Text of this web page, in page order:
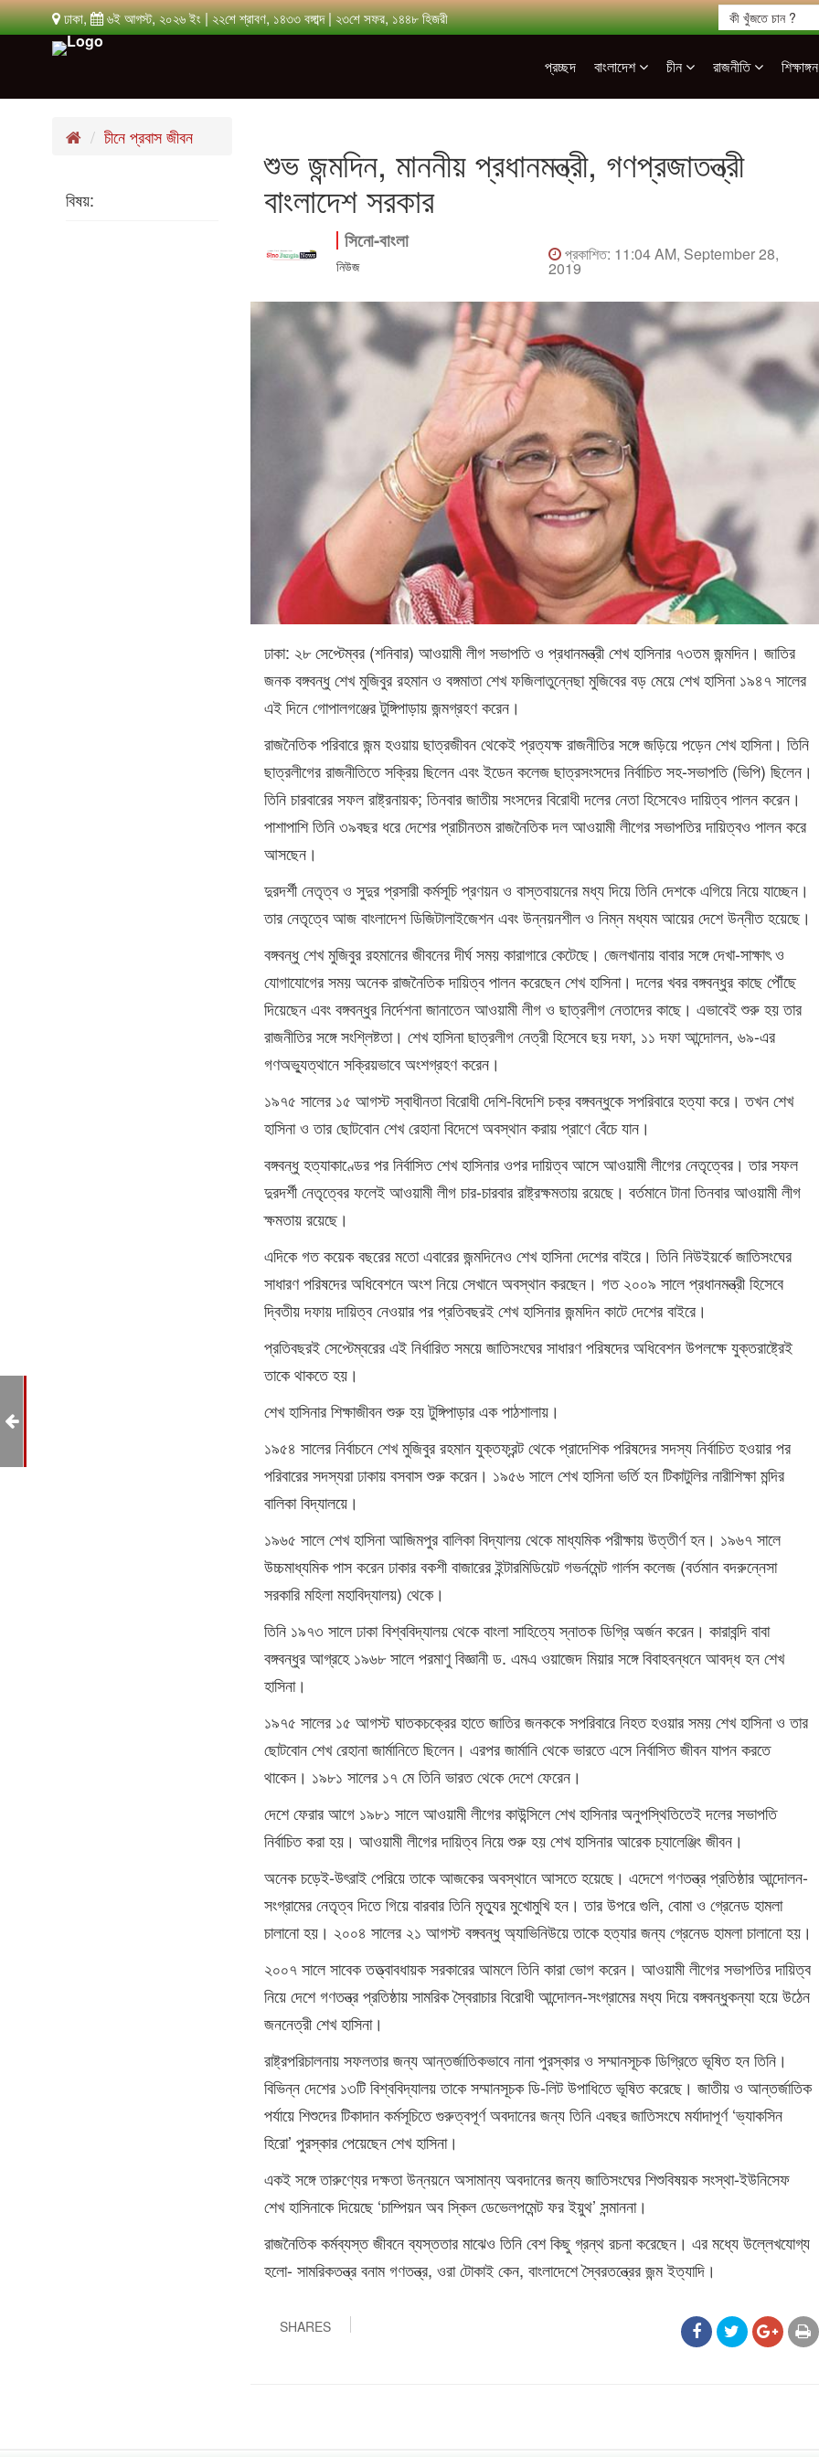
ঢাকা, ৬ই আগস্ট, ২০২৬ ইং | ২২শে শ্রাবণ, ১৪৩৩ বঙ্গাব্দ | ২৩শে সফর, ১৪৪৮ হিজরী
প্রচ্ছদ বাংলাদেশ চীন রাজনীতি
শুভ জন্মদিন, মাননীয় প্রধানমন্ত্রী, গণপ্রজাতন্ত্রী
বাংলাদেশ সরকার
সিনো-বাংলা
নিউজ
প্রকাশিত: 11:04 AM, September 28,
2019
ঢাকা: ২৮ সেপ্টেম্বর (শনিবার) আওয়ামী লীগ সভাপতি ও প্রধানমন্ত্রী শেখ হাসিনার ৭৩তম জন্মদিন। জাতির
জনক বঙ্গবন্ধু শেখ মুজিবুর রহমান ও বঙ্গমাতা শেখ ফজিলাতুন্নেছা মুজিবের বড় মেয়ে শেখ হাসিনা ১৯৪৭ সালের
এই দিনে গোপালগঞ্জের টুঙ্গিপাড়ায় জন্মগ্রহণ করেন।
রাজনৈতিক পরিবারে জন্ম হওয়ায় ছাত্রজীবন থেকেই প্রত্যক্ষ রাজনীতির সঙ্গে জড়িয়ে পড়েন শেখ হাসিনা। তিনি
ছাত্রলীগের রাজনীতিতে সক্রিয় ছিলেন এবং ইডেন কলেজ ছাত্রসংসদের নির্বাচিত সহ-সভাপতি (ভিপি) ছিলেন।
তিনি চারবারের সফল রাষ্ট্রনায়ক; তিনবার জাতীয় সংসদের বিরোধী দলের নেতা হিসেবেও দায়িত্ব পালন করেন।
পাশাপাশি তিনি ৩৯বছর ধরে দেশের প্রাচীনতম রাজনৈতিক দল আওয়ামী লীগের সভাপতির দায়িত্বও পালন করে
আসছেন।
দুরদর্শী নেতৃত্ব ও সুদুর প্রসারী কর্মসূচি প্রণয়ন ও বাস্তবায়নের মধ্য দিয়ে তিনি দেশকে এগিয়ে নিয়ে যাচ্ছেন।
তার নেতৃত্বে আজ বাংলাদেশ ডিজিটালাইজেশন এবং উন্নয়নশীল ও নিম্ন মধ্যম আয়ের দেশে উন্নীত হয়েছে।
বঙ্গবন্ধু শেখ মুজিবুর রহমানের জীবনের দীর্ঘ সময় কারাগারে কেটেছে। জেলখানায় বাবার সঙ্গে দেখা-সাক্ষাৎ ও
যোগাযোগের সময় অনেক রাজনৈতিক দায়িত্ব পালন করেছেন শেখ হাসিনা। দলের খবর বঙ্গবন্ধুর কাছে পৌঁছে
দিয়েছেন এবং বঙ্গবন্ধুর নির্দেশনা জানাতেন আওয়ামী লীগ ও ছাত্রলীগ নেতাদের কাছে। এভাবেই শুরু হয় তার
রাজনীতির সঙ্গে সংশ্লিষ্টতা। শেখ হাসিনা ছাত্রলীগ নেত্রী হিসেবে ছয় দফা, ১১ দফা আন্দোলন, ৬৯-এর
গণঅভ্যুত্থানে সক্রিয়ভাবে অংশগ্রহণ করেন।
১৯৭৫ সালের ১৫ আগস্ট স্বাধীনতা বিরোধী দেশি-বিদেশি চক্র বঙ্গবন্ধুকে সপরিবারে হত্যা করে। তখন শেখ
হাসিনা ও তার ছোটবোন শেখ রেহানা বিদেশে অবস্থান করায় প্রাণে বেঁচে যান।
বঙ্গবন্ধু হত্যাকাণ্ডের পর নির্বাসিত শেখ হাসিনার ওপর দায়িত্ব আসে আওয়ামী লীগের নেতৃত্বের। তার সফল
দুরদর্শী নেতৃত্বের ফলেই আওয়ামী লীগ চার-চারবার রাষ্ট্রক্ষমতায় রয়েছে। বর্তমানে টানা তিনবার আওয়ামী লীগ
ক্ষমতায় রয়েছে।
এদিকে গত কয়েক বছরের মতো এবারের জন্মদিনেও শেখ হাসিনা দেশের বাইরে। তিনি নিউইয়র্কে জাতিসংঘের
সাধারণ পরিষদের অধিবেশনে অংশ নিয়ে সেখানে অবস্থান করছেন। গত ২০০৯ সালে প্রধানমন্ত্রী হিসেবে
দ্বিতীয় দফায় দায়িত্ব নেওয়ার পর প্রতিবছরই শেখ হাসিনার জন্মদিন কাটে দেশের বাইরে।
প্রতিবছরই সেপ্টেম্বরের এই নির্ধারিত সময়ে জাতিসংঘের সাধারণ পরিষদের অধিবেশন উপলক্ষে যুক্তরাষ্ট্রেই
তাকে থাকতে হয়।
শেখ হাসিনার শিক্ষাজীবন শুরু হয় টুঙ্গিপাড়ার এক পাঠশালায়।
১৯৫৪ সালের নির্বাচনে শেখ মুজিবুর রহমান যুক্তফ্রন্ট থেকে প্রাদেশিক পরিষদের সদস্য নির্বাচিত হওয়ার পর
পরিবারের সদস্যরা ঢাকায় বসবাস শুরু করেন। ১৯৫৬ সালে শেখ হাসিনা ভর্তি হন টিকাটুলির নারীশিক্ষা মন্দির
বালিকা বিদ্যালয়ে।
১৯৬৫ সালে শেখ হাসিনা আজিমপুর বালিকা বিদ্যালয় থেকে মাধ্যমিক পরীক্ষায় উত্তীর্ণ হন। ১৯৬৭ সালে
উচ্চমাধ্যমিক পাস করেন ঢাকার বকশী বাজারের ইন্টারমিডিয়েট গভর্নমেন্ট গার্লস কলেজ (বর্তমান বদরুন্নেসা
সরকারি মহিলা মহাবিদ্যালয়) থেকে।
তিনি ১৯৭৩ সালে ঢাকা বিশ্ববিদ্যালয় থেকে বাংলা সাহিত্যে স্নাতক ডিগ্রি অর্জন করেন। কারাবন্দি বাবা
বঙ্গবন্ধুর আগ্রহে ১৯৬৮ সালে পরমাণু বিজ্ঞানী ড. এমএ ওয়াজেদ মিয়ার সঙ্গে বিবাহবন্ধনে আবদ্ধ হন শেখ
হাসিনা।
১৯৭৫ সালের ১৫ আগস্ট ঘাতকচক্রের হাতে জাতির জনককে সপরিবারে নিহত হওয়ার সময় শেখ হাসিনা ও তার
ছোটবোন শেখ রেহানা জার্মানিতে ছিলেন। এরপর জার্মানি থেকে ভারতে এসে নির্বাসিত জীবন যাপন করতে
থাকেন। ১৯৮১ সালের ১৭ মে তিনি ভারত থেকে দেশে ফেরেন।
দেশে ফেরার আগে ১৯৮১ সালে আওয়ামী লীগের কাউন্সিলে শেখ হাসিনার অনুপস্থিতিতেই দলের সভাপতি
নির্বাচিত করা হয়। আওয়ামী লীগের দায়িত্ব নিয়ে শুরু হয় শেখ হাসিনার আরেক চ্যালেঞ্জিং জীবন।
অনেক চড়েই-উৎরাই পেরিয়ে তাকে আজকের অবস্থানে আসতে হয়েছে। এদেশে গণতন্ত্র প্রতিষ্ঠার আন্দোলন-
সংগ্রামের নেতৃত্ব দিতে গিয়ে বারবার তিনি মৃত্যুর মুখোমুখি হন। তার উপরে গুলি, বোমা ও গ্রেনেড হামলা
চালানো হয়। ২০০৪ সালের ২১ আগস্ট বঙ্গবন্ধু অ্যাভিনিউয়ে তাকে হত্যার জন্য গ্রেনেড হামলা চালানো হয়।
২০০৭ সালে সাবেক তত্ত্বাবধায়ক সরকারের আমলে তিনি কারা ভোগ করেন। আওয়ামী লীগের সভাপতির দায়িত্ব
নিয়ে দেশে গণতন্ত্র প্রতিষ্ঠায় সামরিক স্বৈরাচার বিরোধী আন্দোলন-সংগ্রামের মধ্য দিয়ে বঙ্গবন্ধুকন্যা হয়ে উঠেন
জননেত্রী শেখ হাসিনা।
রাষ্ট্রপরিচালনায় সফলতার জন্য আন্তর্জাতিকভাবে নানা পুরস্কার ও সম্মানসূচক ডিগ্রিতে ভূষিত হন তিনি।
বিভিন্ন দেশের ১৩টি বিশ্ববিদ্যালয় তাকে সম্মানসূচক ডি-লিট উপাধিতে ভূষিত করেছে। জাতীয় ও আন্তর্জাতিক
পর্যায়ে শিশুদের টিকাদান কর্মসূচিতে গুরুত্বপূর্ণ অবদানের জন্য তিনি এবছর জাতিসংঘে মর্যাদাপূর্ণ ‘ভ্যাকসিন
হিরো’ পুরস্কার পেয়েছেন শেখ হাসিনা।
একই সঙ্গে তারুণ্যের দক্ষতা উন্নয়নে অসামান্য অবদানের জন্য জাতিসংঘের শিশুবিষয়ক সংস্থা-ইউনিসেফ
শেখ হাসিনাকে দিয়েছে ‘চাম্পিয়ন অব স্কিল ডেভেলপমেন্ট ফর ইয়ুথ’ সন্মাননা।
রাজনৈতিক কর্মব্যস্ত জীবনে ব্যস্ততার মাঝেও তিনি বেশ কিছু গ্রন্থ রচনা করেছেন। এর মধ্যে উল্লেখযোগ্য
হলো- সামরিকতন্ত্র বনাম গণতন্ত্র, ওরা টোকাই কেন, বাংলাদেশে স্বৈরতন্ত্রের জন্ম ইত্যাদি।
SHARES
চীনে প্রবাস জীবন
বিষয়: